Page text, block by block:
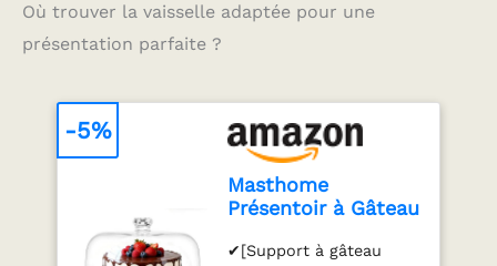
toutes vos tâches de
Où trouver la vaisselle adaptée pour une
présentation parfaite ?
Masthome
Présentoir à Gâteau
Couvercle, 6in1
✔[Support à gâteau
-5%